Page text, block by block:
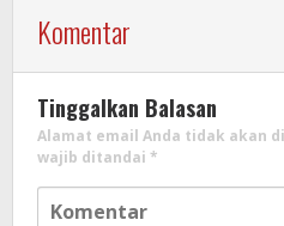
Komentar
Tinggalkan Balasan
Alamat email Anda tidak akan
wajib ditandai *